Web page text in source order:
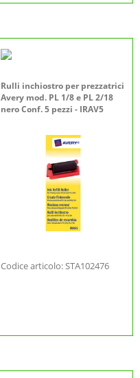
Rulli inchiostro per prezzatrici
Avery mod. PL 1/8 e PL 2/18
nero Conf. 5 pezzi - IRAV5
Codice articolo: STA102476